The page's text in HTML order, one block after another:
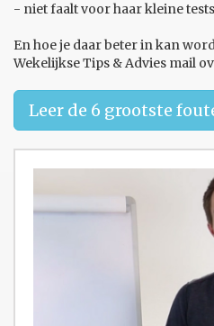
- niet faalt voor haar kleine tests
En hoe je daar beter in kan
Wekelijkse Tips & Advies mail
Leer de 6 grootste